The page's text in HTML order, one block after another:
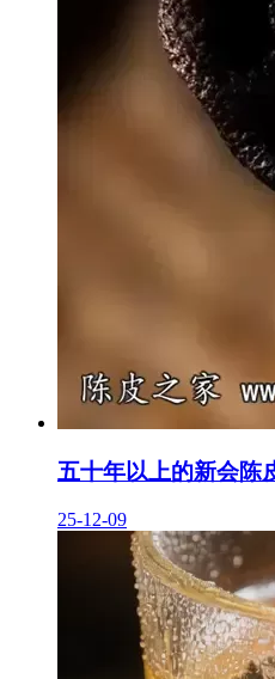
五十年以上的新会陈
25-12-09